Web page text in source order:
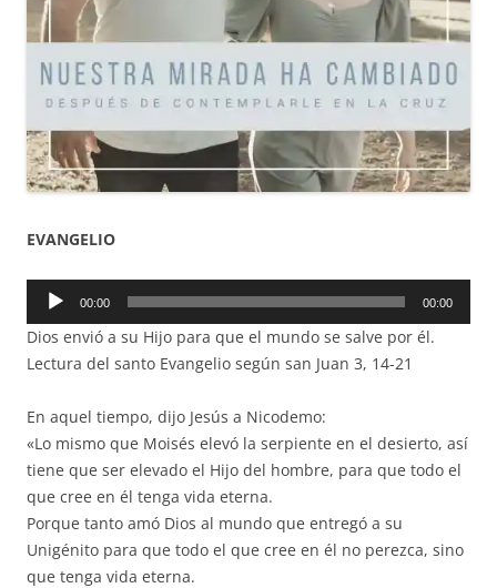
EVANGELIO
Reproductor
audio
00:00 00:00
Dios envió a su Hijo para que el mundo se salve por él.
Lectura del santo Evangelio según san Juan 3, 14-21
En aquel tiempo, dijo Jesús a Nicodemo:
«Lo mismo que Moisés elevó la serpiente en el desierto, así
tiene que ser elevado el Hijo del hombre, para que todo el
que cree en él tenga vida eterna.
Porque tanto amó Dios al mundo que entregó a su
Unigénito para que todo el que cree en él no perezca, sino
que tenga vida eterna.